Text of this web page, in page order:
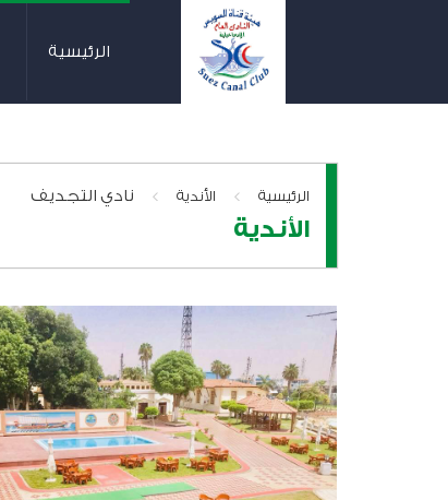
الرئيسية
الرئيسية > الأندية > نادي التجديف
الأندية